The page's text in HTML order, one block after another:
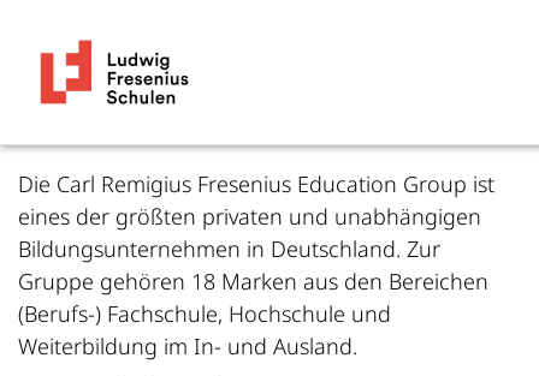
Die Carl Remigius Fresenius Education Group ist
eines der größten privaten und unabhängigen
Bildungsunternehmen in Deutschland. Zur
Gruppe gehören 18 Marken aus den Bereichen
(Berufs-) Fachschule, Hochschule und
Weiterbildung im In- und Ausland.